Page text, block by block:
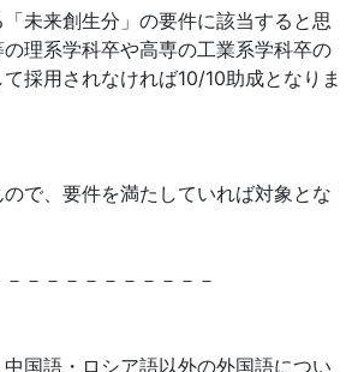
未来創生分」の要件に該当すると思
理系学科卒や高専の工業系学科卒の
採用されなければ10/10助成となりま
で、要件を満たしていれば対象とな
－－－－－－－－－－
国語・ロシア語以外の外国語につい